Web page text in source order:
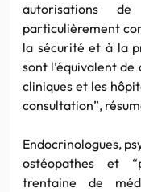
autorisations
particulièrement
la sécurité et à la
sont l’équivalent de
cliniques et les
consultation”,
Endocrinologues,
ostéopathes et
trentaine de